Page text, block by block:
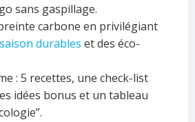
sans gaspillage.
carbone en privilégiant
durables et des éco-
: 5 recettes, une check-list
idées bonus et un tableau